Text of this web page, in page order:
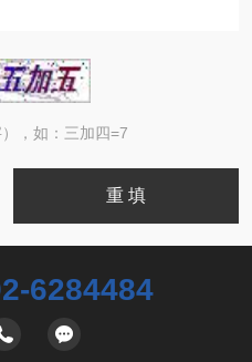
，如：三加四=7
6284484